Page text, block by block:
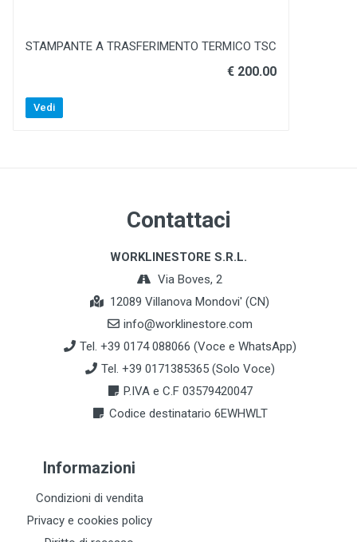
STAMPANTE A TRASFERIMENTO TERMICO TSC
€ 200.00
Vedi
Contattaci
WORKLINESTORE S.R.L.
Via Boves, 2
12089 Villanova Mondovi' (CN)
info@worklinestore.com
Tel. +39 0174 088066 (Voce e WhatsApp)
Tel. +39 0171385365 (Solo Voce)
P.IVA e C.F 03579420047
Codice destinatario 6EWHWLT
Informazioni
Condizioni di vendita
Privacy e cookies policy